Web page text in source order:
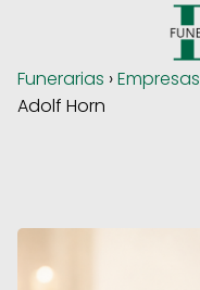
Funerarias ›Empresas
Adolf Horn